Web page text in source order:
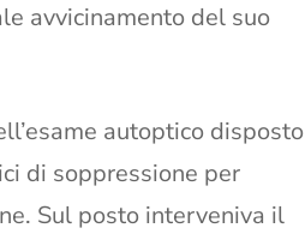
avvicinamento del suo
autoptico disposto
di soppressione per
Sul posto interveniva il